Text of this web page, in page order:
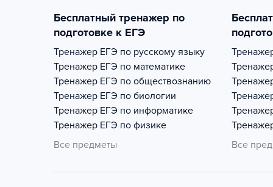
Бесплатный тренажер по
подготовке к ЕГЭ
Тренажер ЕГЭ по русскому языку
Тренажер ЕГЭ по математике
Тренажер ЕГЭ по обществознанию
Тренажер ЕГЭ по биологии
Тренажер ЕГЭ по информатике
Тренажер ЕГЭ по физике
Все предметы
Все